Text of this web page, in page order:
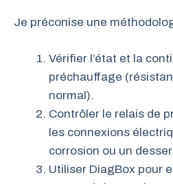
Je préconise une
Vérifier l’état et la
préchauffage
normal).
Contrôler le relais de
les connexions
corrosion ou un
Utiliser DiagBox pour